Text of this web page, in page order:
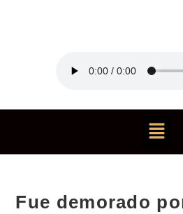
Fue demorado